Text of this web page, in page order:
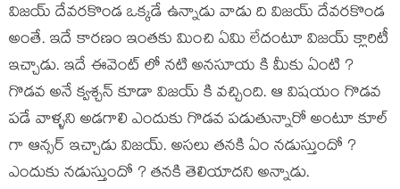
విజయ్ దేవరకొండ ఒక్కడే ఉన్నాడు వాడు ది విజయ్ దేవరకొండ
అంతే. ఇదే కారణం ఇంతకు మించి ఏమి లేదంటూ విజయ్ క్లారిటీ
ఇచ్చాడు. ఇదే ఈవెంట్ లో నటి అనసూయ కి మీకు ఏంటి ?
గొడవ అనే క్వశ్చన్ కూడా విజయ్ కి వచ్చింది. ఆ విషయం గొడవ
పడే వాళ్ళని అడగాలి ఎందుకు గొడవ పడుతున్నారో అంటూ కూల్
గా ఆన్సర్ ఇచ్చాడు విజయ్. అసలు తనకి ఏం నడుస్తుందో ?
ఎందుకు నడుస్తుందో ? తనకి తెలియాదని అన్నాడు.